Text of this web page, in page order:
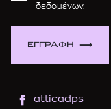
ΕΓΓΡΑΦΗ
δεδομένων.
atticadps